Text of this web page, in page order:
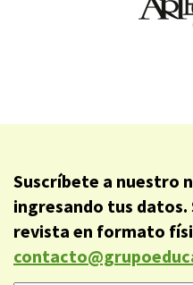
Suscríbete a nuestro
ingresando tus datos.
revista en formato